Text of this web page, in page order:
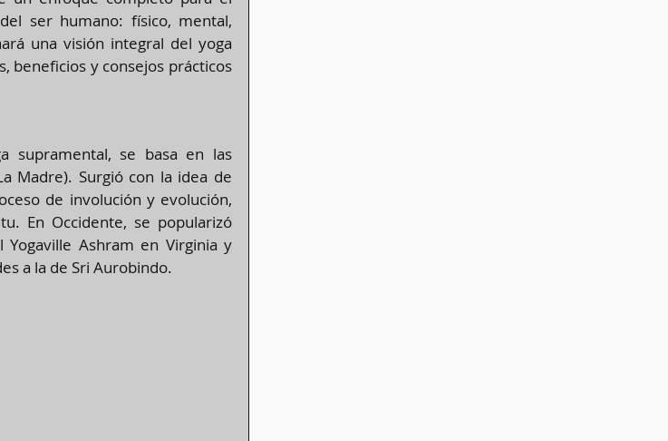
ser humano: físico, mental,
una visión integral del yoga
beneficios y consejos prácticos
supramental, se basa en las
Madre). Surgió con la idea de
de involución y evolución,
En Occidente, se popularizó
Yogaville Ashram en Virginia y
a la de Sri Aurobindo​​.